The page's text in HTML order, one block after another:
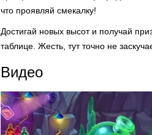
что проявляй смекалку!
Достигай новых высот и получай
таблице. Жесть, тут точно не
Видео